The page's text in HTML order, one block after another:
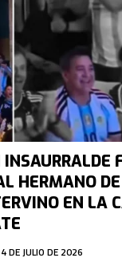
HERMANO
EN LA
DE JULIO DE 2026